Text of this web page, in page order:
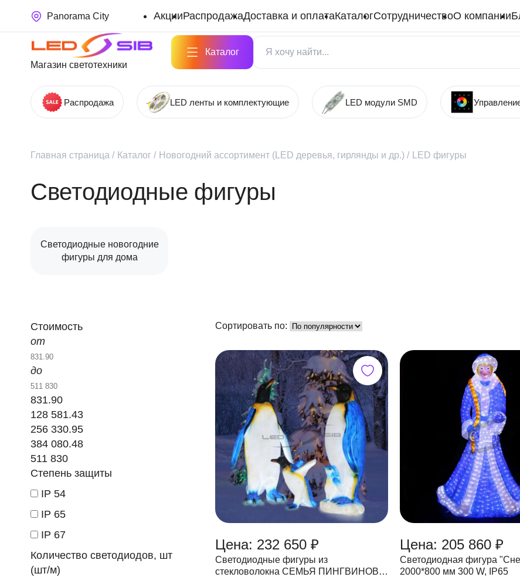
Panorama City АкцииРаспродажаДоставка и оплатаКаталогСотрудничествоО компании
Магазин светотехники
Каталог
Распродажа LED ленты и комплектующие LED модули SMD
Главная страница / Каталог / Новогодний ассортимент (LED деревья, гирлянды и др.) / LED фигуры
Светодиодные фигуры
Светодиодные новогодние
фигуры для дома
Стоимость
от
до
831.90
128 581.43
256 330.95
384 080.48
511 830
Степень защиты
IP 54
IP 65
IP 67
Количество светодиодов, шт
(шт/м)
Сортировать по:
Цена: 232 650 ₽
Светодиодные фигуры из
стекловолокна СЕМЬЯ ПИНГВИНОВ
Цена: 205 860 ₽
Светодиодная фигура
2000*800 мм 300 W, IP65